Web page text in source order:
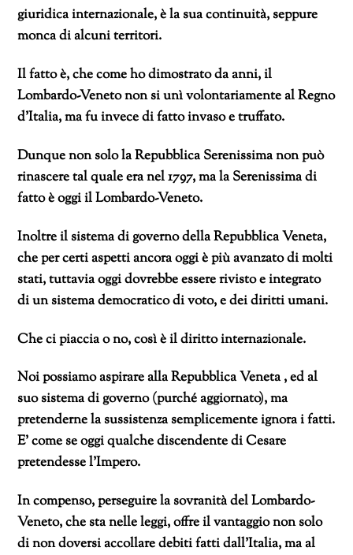
giuridica internazionale, è la sua continuità, seppure
monca di alcuni territori.
Il fatto è, che come ho dimostrato da anni, il
Lombardo-Veneto non si unì volontariamente al Regno
d’Italia, ma fu invece di fatto invaso e truffato.
Dunque non solo la Repubblica Serenissima non può
rinascere tal quale era nel 1797, ma la Serenissima di
fatto è oggi il Lombardo-Veneto.
Inoltre il sistema di governo della Repubblica Veneta,
che per certi aspetti ancora oggi è più avanzato di molti
stati, tuttavia oggi dovrebbe essere rivisto e integrato
di un sistema democratico di voto, e dei diritti umani.
Che ci piaccia o no, così è il diritto internazionale.
Noi possiamo aspirare alla Repubblica Veneta , ed al
suo sistema di governo (purché aggiornato), ma
pretenderne la sussistenza semplicemente ignora i fatti.
E’ come se oggi qualche discendente di Cesare
pretendesse l’Impero.
In compenso, perseguire la sovranità del Lombardo-
Veneto, che sta nelle leggi, offre il vantaggio non solo
di non doversi accollare debiti fatti dall’Italia, ma al